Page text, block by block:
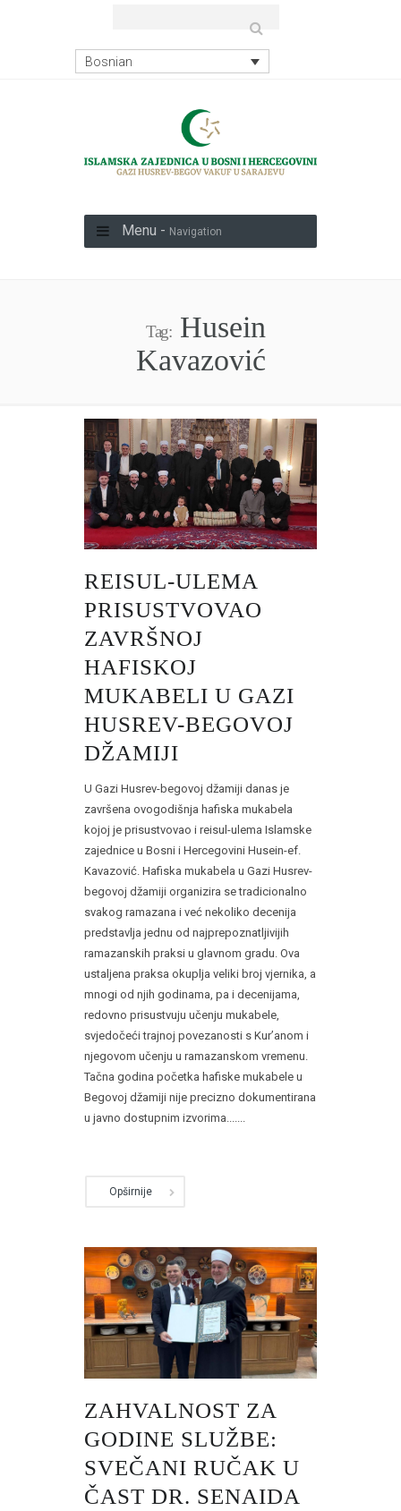
Bosnian
Menu - Navigation
Tag:Husein
Kavazović
REISUL-ULEMA
PRISUSTVOVAO
ZAVRŠNOJ
HAFISKOJ
MUKABELI U GAZI
HUSREV-BEGOVOJ
DŽAMIJI
U Gazi Husrev-begovoj džamiji danas je
završena ovogodišnja hafiska mukabela
kojoj je prisustvovao i reisul-ulema Islamske
zajednice u Bosni i Hercegovini Husein-ef.
Kavazović. Hafiska mukabela u Gazi Husrev-
begovoj džamiji organizira se tradicionalno
svakog ramazana i već nekoliko decenija
predstavlja jednu od najprepoznatljivijih
ramazanskih praksi u glavnom gradu. Ova
ustaljena praksa okuplja veliki broj vjernika, a
mnogi od njih godinama, pa i decenijama,
redovno prisustvuju učenju mukabele,
svjedočeći trajnoj povezanosti s Kur’anom i
njegovom učenju u ramazanskom vremenu.
Tačna godina početka hafiske mukabele u
Begovoj džamiji nije precizno dokumentirana
u javno dostupnim izvorima.......
Opširnije
ZAHVALNOST ZA
GODINE SLUŽBE:
SVEČANI RUČAK U
ČAST DR. SENAIDA